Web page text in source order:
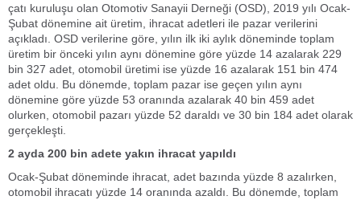
çatı kuruluşu olan Otomotiv Sanayii Derneği (OSD), 2019 yılı Ocak-
Şubat dönemine ait üretim, ihracat adetleri ile pazar verilerini
açıkladı. OSD verilerine göre, yılın ilk iki aylık döneminde toplam
üretim bir önceki yılın aynı dönemine göre yüzde 14 azalarak 229
bin 327 adet, otomobil üretimi ise yüzde 16 azalarak 151 bin 474
adet oldu. Bu dönemde, toplam pazar ise geçen yılın aynı
dönemine göre yüzde 53 oranında azalarak 40 bin 459 adet
olurken, otomobil pazarı yüzde 52 daraldı ve 30 bin 184 adet olarak
gerçekleşti.
2 ayda 200 bin adete yakın ihracat yapıldı
Ocak-Şubat döneminde ihracat, adet bazında yüzde 8 azalırken,
otomobil ihracatı yüzde 14 oranında azaldı. Bu dönemde, toplam